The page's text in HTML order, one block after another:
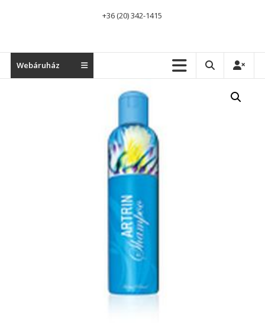
+36 (20) 342-1415
Webáruház